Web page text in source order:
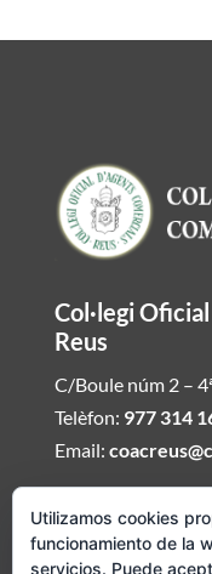
Col·legi
Reus
C/Boule núm 2 –
Telèfon: 977 314
Email:
Horari del
De dilluns a
Utilizamos cookies
funcionamiento de la
servicios. Puede